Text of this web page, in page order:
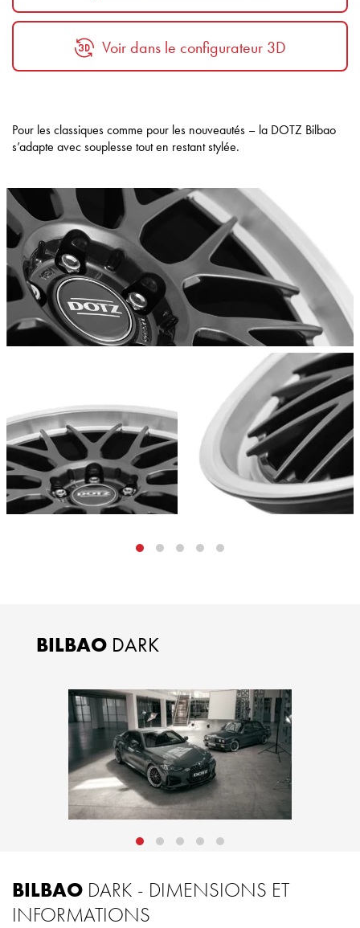
Voir dans le configurateur 3D
Pour les classiques comme pour les nouveautés – la DOTZ Bilbao
s’adapte avec souplesse tout en restant stylée.
BILBAO DARK
BILBAO DARK - DIMENSIONS ET
INFORMATIONS